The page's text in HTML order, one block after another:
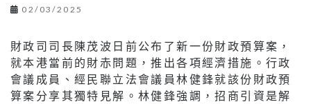
02/03/2025
財政司司長陳茂波日前公布了新一份財政預算案，
就本港當前的財赤問題，推出各項經濟措施。行政
會議成員、經民聯立法會議員林健鋒就該份財政預
算案分享其獨特見解。林健鋒強調，招商引資是解